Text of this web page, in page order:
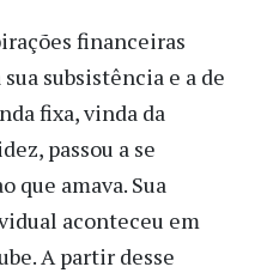
financeiras
subsistência e a de
fixa, vinda da
passou a se
que amava. Sua
aconteceu em
A partir desse